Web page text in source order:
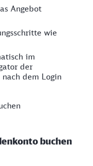
Angebot
wie
im
der
dem Login
buchen